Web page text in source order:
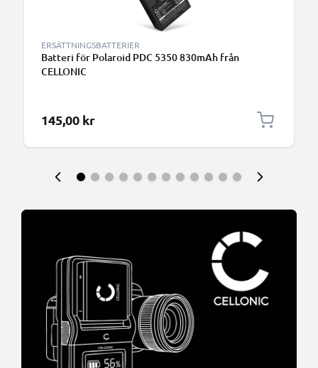
ERSÄTTNINGSBATTERIER
Batteri för Polaroid PDC 5350 830mAh från
CELLONIC
145,00 kr